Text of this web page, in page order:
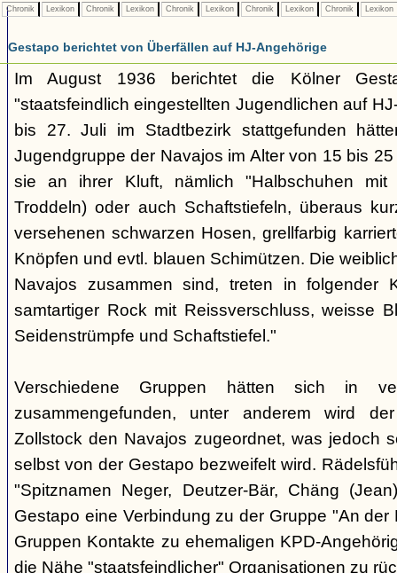
Chronik Lexikon Chronik Lexikon Chronik Lexikon Chronik Lexikon Chronik Lexikon
Gestapo berichtet von Überfällen auf HJ-Angehörige
Im August 1936 berichtet die Kölner
"staatsfeindlich eingestellten Jugendlichen auf
bis 27. Juli im Stadtbezirk stattgefunden
Jugendgruppe der Navajos im Alter von 15 bis
sie an ihrer Kluft, nämlich "Halbschuhen mit
Troddeln) oder auch Schaftstiefeln, überaus
versehenen schwarzen Hosen, grellfarbig
Knöpfen und evtl. blauen Schimützen. Die
Navajos zusammen sind, treten in folgender
samtartiger Rock mit Reissverschluss, weisse
Seidenstrümpfe und Schaftstiefel."
Verschiedene Gruppen hätten sich in
zusammengefunden, unter anderem wird
Zollstock den Navajos zugeordnet, was jedoch
selbst von der Gestapo bezweifelt wird.
"Spitznamen Neger, Deutzer-Bär, Chäng
Gestapo eine Verbindung zu der Gruppe "An der
Gruppen Kontakte zu ehemaligen KPD-
die Nähe "staatsfeindlicher" Organisationen zu